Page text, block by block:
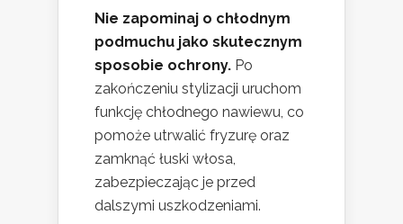
Nie zapominaj o chłodnym
podmuchu jako skutecznym
sposobie ochrony. Po
zakończeniu stylizacji uruchom
funkcję chłodnego nawiewu, co
pomoże utrwalić fryzurę oraz
zamknąć łuski włosa,
zabezpieczając je przed
dalszymi uszkodzeniami.